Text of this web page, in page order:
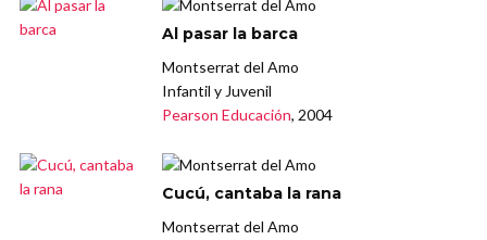
Al pasar la barca
Montserrat del Amo
Infantil y Juvenil
Pearson Educación, 2004
Cucú, cantaba la rana
Montserrat del Amo